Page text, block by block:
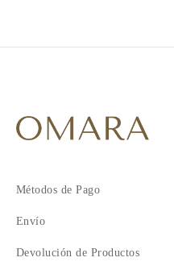
Métodos de Pago
Envío
Devolución de Productos